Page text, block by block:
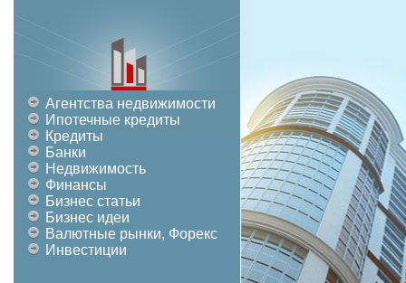
Агентства недвижимости
Ипотечные кредиты
Кредиты
Банки
Недвижимость
Финансы
Бизнес статьи
Бизнес идеи
Валютные рынки, Форекс
Инвестиции